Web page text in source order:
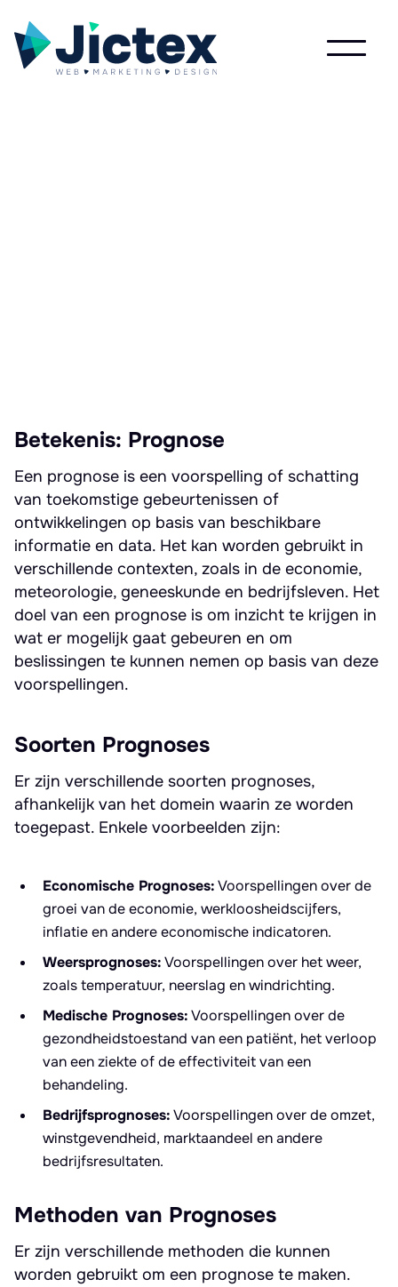
Betekenis: Prognose
Een prognose is een voorspelling of schatting
van toekomstige gebeurtenissen of
ontwikkelingen op basis van beschikbare
informatie en data. Het kan worden gebruikt in
verschillende contexten, zoals in de economie,
meteorologie, geneeskunde en bedrijfsleven. Het
doel van een prognose is om inzicht te krijgen in
wat er mogelijk gaat gebeuren en om
beslissingen te kunnen nemen op basis van deze
voorspellingen.
Soorten Prognoses
Er zijn verschillende soorten prognoses,
afhankelijk van het domein waarin ze worden
toegepast. Enkele voorbeelden zijn:
Economische Prognoses:Voorspellingen over de
groei van de economie, werkloosheidscijfers,
inflatie en andere economische indicatoren.
Weersprognoses:Voorspellingen over het weer,
zoals temperatuur, neerslag en windrichting.
Medische Prognoses:Voorspellingen over de
gezondheidstoestand van een patiënt, het verloop
van een ziekte of de effectiviteit van een
behandeling.
Bedrijfsprognoses:Voorspellingen over de omzet,
winstgevendheid, marktaandeel en andere
bedrijfsresultaten.
Methoden van Prognoses
Er zijn verschillende methoden die kunnen
worden gebruikt om een prognose te maken.